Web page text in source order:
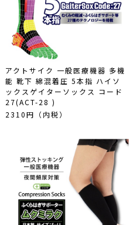
アクトサイク 一般医療機器 多機
能 靴下 綿混着圧 5本指 ハイソ
ックスゲイターソックス コード
27(ACT-28 )
2310円（内税）